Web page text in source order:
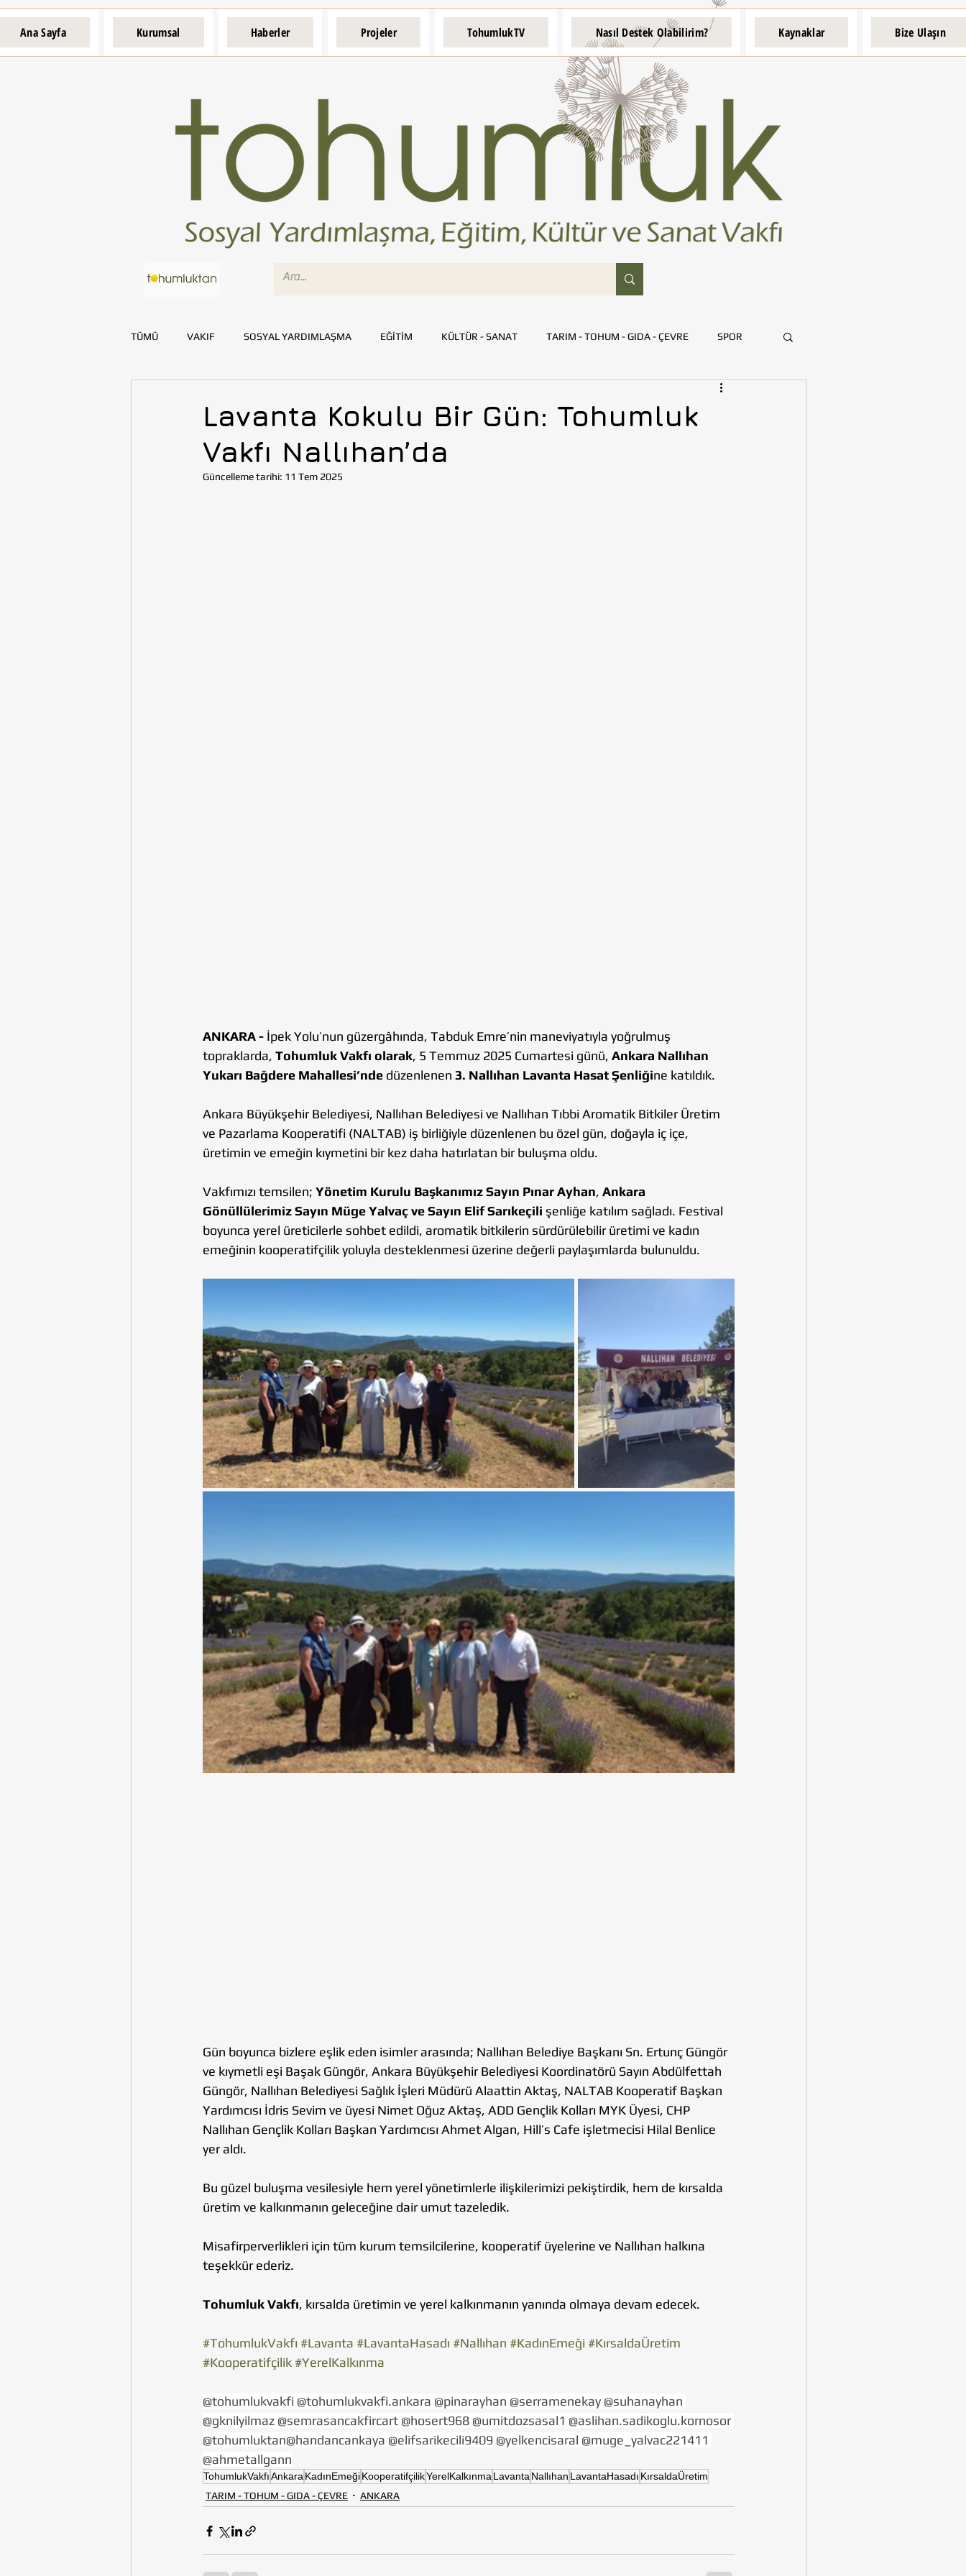
Ana Sayfa Kurumsal Haberler Projeler TohumlukTV Nasıl Destek Olabilirim? Kaynaklar Bize Ulaşın
TÜMÜ VAKIF SOSYAL YARDIMLAŞMA EĞİTİM KÜLTÜR - SANAT TARIM - TOHUM - GIDA - ÇEVRE SPOR
DİYARBAKIR ESKİŞEHİR HATAY
Lavanta Kokulu Bir Gün: Tohumluk
Vakfı Nallıhan’da
Güncelleme tarihi: 11 Tem 2025
ANKARA - İpek Yolu’nun güzergâhında, Tabduk Emre’nin maneviyatıyla yoğrulmuş
topraklarda, Tohumluk Vakfı olarak, 5 Temmuz 2025 Cumartesi günü, Ankara Nallıhan
Yukarı Bağdere Mahallesi’nde düzenlenen 3. Nallıhan Lavanta Hasat Şenliğine katıldık.
Ankara Büyükşehir Belediyesi, Nallıhan Belediyesi ve Nallıhan Tıbbi Aromatik Bitkiler Üretim
ve Pazarlama Kooperatifi (NALTAB) iş birliğiyle düzenlenen bu özel gün, doğayla iç içe,
üretimin ve emeğin kıymetini bir kez daha hatırlatan bir buluşma oldu.
Vakfımızı temsilen; Yönetim Kurulu Başkanımız Sayın Pınar Ayhan, Ankara
Gönüllülerimiz Sayın Müge Yalvaç ve Sayın Elif Sarıkeçili şenliğe katılım sağladı. Festival
boyunca yerel üreticilerle sohbet edildi, aromatik bitkilerin sürdürülebilir üretimi ve kadın
emeğinin kooperatifçilik yoluyla desteklenmesi üzerine değerli paylaşımlarda bulunuldu.
Gün boyunca bizlere eşlik eden isimler arasında; Nallıhan Belediye Başkanı Sn. Ertunç Güngör
ve kıymetli eşi Başak Güngör, Ankara Büyükşehir Belediyesi Koordinatörü Sayın Abdülfettah
Güngör, Nallıhan Belediyesi Sağlık İşleri Müdürü Alaattin Aktaş, NALTAB Kooperatif Başkan
Yardımcısı İdris Sevim ve üyesi Nimet Oğuz Aktaş, ADD Gençlik Kolları MYK Üyesi, CHP
Nallıhan Gençlik Kolları Başkan Yardımcısı Ahmet Algan, Hill’s Cafe işletmecisi Hilal Benlice
yer aldı.
Bu güzel buluşma vesilesiyle hem yerel yönetimlerle ilişkilerimizi pekiştirdik, hem de kırsalda
üretim ve kalkınmanın geleceğine dair umut tazeledik.
Misafirperverlikleri için tüm kurum temsilcilerine, kooperatif üyelerine ve Nallıhan halkına
teşekkür ederiz.
Tohumluk Vakfı, kırsalda üretimin ve yerel kalkınmanın yanında olmaya devam edecek.
#TohumlukVakfı #Lavanta #LavantaHasadı #Nallıhan #KadınEmeği #KırsaldaÜretim
#Kooperatifçilik #YerelKalkınma
@tohumlukvakfi @tohumlukvakfi.ankara @pinarayhan @serramenekay @suhanayhan
@gknilyilmaz @semrasancakfircart @hosert968 @umitdozsasal1 @aslihan.sadikoglu.kornosor
@tohumluktan@handancankaya @elifsarikecili9409 @yelkencisaral @muge_yalvac221411
@ahmetallgann
TohumlukVakfıAnkara KadınEmeğiKooperatifçilikYerelKalkınma Lavanta Nallıhan LavantaHasadı KırsaldaÜretim
TARIM - TOHUM - GIDA - ÇEVRE
ANKARA